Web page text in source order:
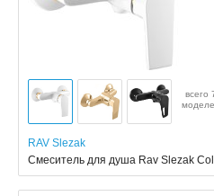
всего
RAV Slezak
Смеситель для душа Rav Slezak